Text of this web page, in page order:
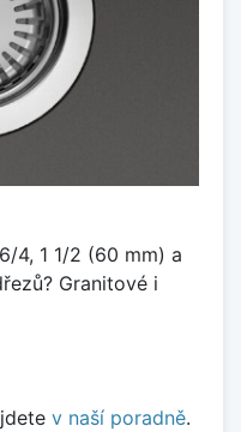
4, 1 1/2 (60 mm) a
Granitové i
v naší poradně.